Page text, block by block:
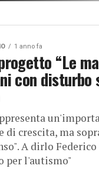
milioni
1 anno fa
“Le
con
di crescita, ma
A dirlo
per l'autismo"